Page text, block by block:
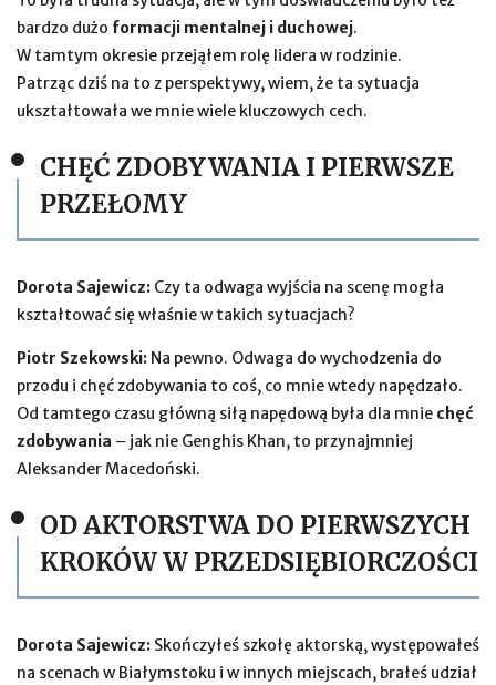
bardzo dużo formacji mentalnej i duchowej.
W tamtym okresie przejąłem rolę lidera w rodzinie.
Patrząc dziś na to z perspektywy, wiem, że ta sytuacja
ukształtowała we mnie wiele kluczowych cech.
CHĘĆ ZDOBYWANIA I PIERWSZE
PRZEŁOMY
Dorota Sajewicz: Czy ta odwaga wyjścia na scenę mogła
kształtować się właśnie w takich sytuacjach?
Piotr Szekowski: Na pewno. Odwaga do wychodzenia do
przodu i chęć zdobywania to coś, co mnie wtedy napędzało.
Od tamtego czasu główną siłą napędową była dla mnie chęć
zdobywania – jak nie Genghis Khan, to przynajmniej
Aleksander Macedoński.
OD AKTORSTWA DO PIERWSZYCH
KROKÓW W PRZEDSIĘBIORCZOŚCI
Dorota Sajewicz: Skończyłeś szkołę aktorską, występowałeś
na scenach w Białymstoku i w innych miejscach, brałeś udział